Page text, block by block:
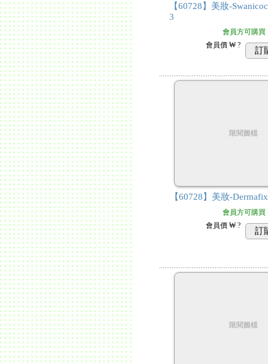
【60728】美妝-
3
會員方可購買
會員價₩ ?
訂
限閱圖檔
【60728】美妝-
會員方可購買
會員價₩ ?
訂
限閱圖檔